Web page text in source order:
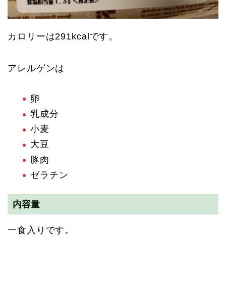
カロリーは291kcalです。
アレルゲンは
卵
乳成分
小麦
大豆
豚肉
ゼラチン
内容量
一食入りです。